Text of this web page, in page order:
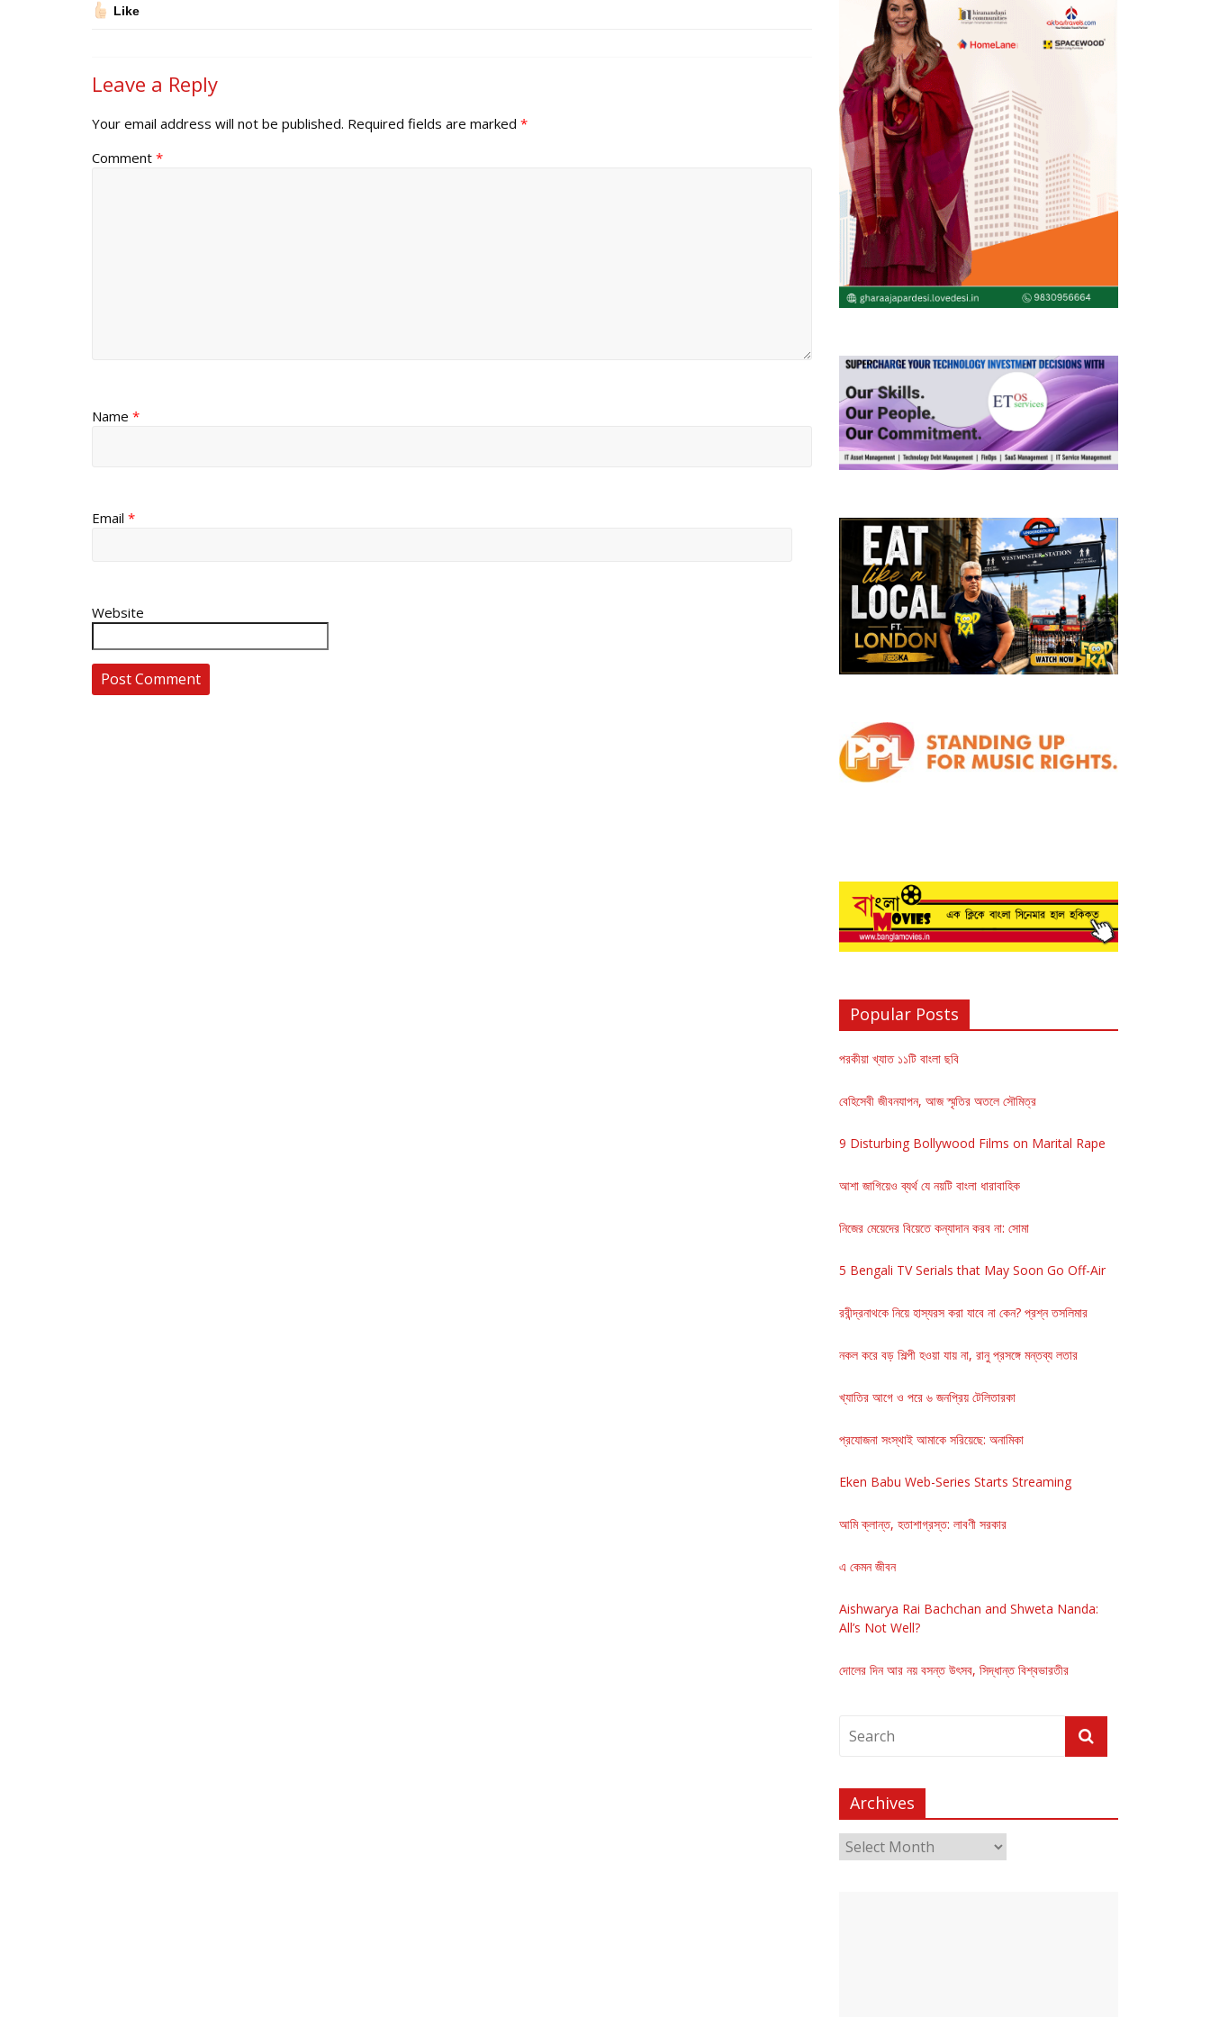
Like
Leave a Reply
Your email address will not be published. Required fields are marked *
Comment *
Name *
Email *
Website
Popular Posts
পরকীয়া খ্যাত ১১টি বাংলা ছবি
বেহিসেবী জীবনযাপন, আজ স্মৃতির অতলে সৌমিত্র
9 Disturbing Bollywood Films on Marital Rape
আশা জাগিয়েও ব্যর্থ যে নয়টি বাংলা ধারাবাহিক
নিজের মেয়েদের বিয়েতে কন্যাদান করব না: সোমা
5 Bengali TV Serials that May Soon Go Off-Air
রবীন্দ্রনাথকে নিয়ে হাস্যরস করা যাবে না কেন? প্রশ্ন তসলিমার
নকল করে বড় শিল্পী হওয়া যায় না, রানু প্রসঙ্গে মন্তব্য লতার
খ্যাতির আগে ও পরে ৬ জনপ্রিয় টেলিতারকা
প্রযোজনা সংস্থাই আমাকে সরিয়েছে: অনামিকা
Eken Babu Web-Series Starts Streaming
আমি ক্লান্ত, হতাশাগ্রস্ত: লাবণী সরকার
এ কেমন জীবন
Aishwarya Rai Bachchan and Shweta Nanda:
All’s Not Well?
দোলের দিন আর নয় বসন্ত উৎসব, সিদ্ধান্ত বিশ্বভারতীর
Archives